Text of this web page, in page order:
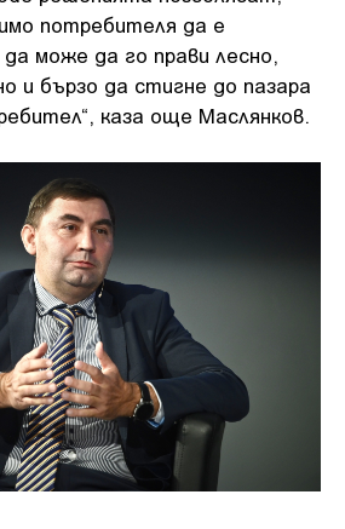
потребителя да е
може да го прави лесно,
и бързо да стигне до пазара
каза още Маслянков.